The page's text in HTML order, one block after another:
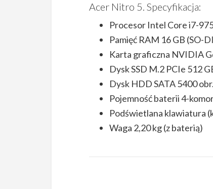
Acer Nitro 5. Specyfikacja:
Procesor Intel Core i7-
Pamięć RAM 16 GB
Karta graficzna NVIDIA
Dysk SSD M.2 PCIe 512
Dysk HDD SATA 5400
Pojemność baterii 4-
Podświetlana klawiatura
Waga 2,20 kg (z baterią)